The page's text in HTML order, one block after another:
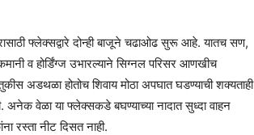
फ्लेक्सद्वारे दोन्ही बाजूने चढाओढ सुरू आहे. यातच सण,
व होर्डिंग्ज उभारल्याने सिग्नल परिसर आणखीच
अडथळा होतोच शिवाय मोठा अपघात घडण्याची शक्यताही
अनेक वेळा या फ्लेक्सकडे बघण्याच्या नादात सुध्दा वाहन
रस्ता नीट दिसत नाही.